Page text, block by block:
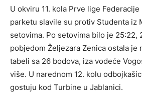
U okviru 11. kola Prve lige Federacije
parketu slavile su protiv Studenta iz
setovima. Po setovima bilo je 25:22,
pobjedom Željezara Zenica ostala je
tabeli sa 26 bodova, iza vodeće
više. U narednom 12. kolu
gostuju kod Turbine u Jablanici.